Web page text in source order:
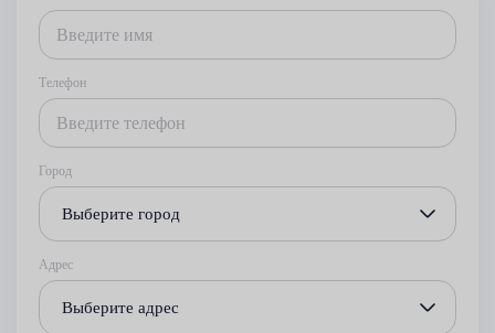
Телефон
Город
Выберите город
Адрес
Выберите адрес